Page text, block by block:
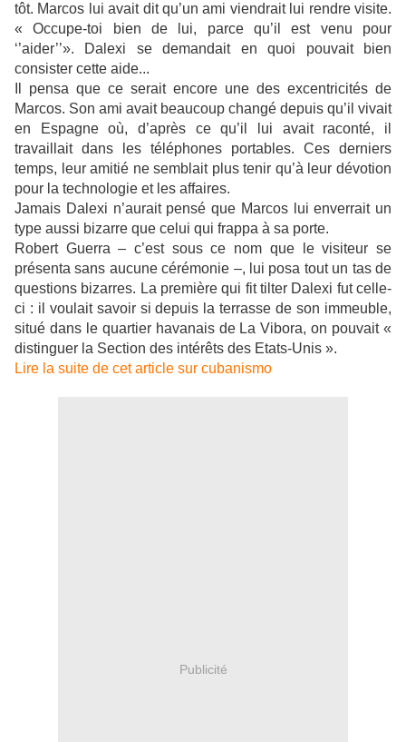
tôt. Marcos lui avait dit qu’un ami viendrait lui rendre visite.
« Occupe-toi bien de lui, parce qu’il est venu pour
‘’aider’’». Dalexi se demandait en quoi pouvait bien
consister cette aide...
Il pensa que ce serait encore une des excentricités de
Marcos. Son ami avait beaucoup changé depuis qu’il vivait
en Espagne où, d’après ce qu’il lui avait raconté, il
travaillait dans les téléphones portables. Ces derniers
temps, leur amitié ne semblait plus tenir qu’à leur dévotion
pour la technologie et les affaires.
Jamais Dalexi n’aurait pensé que Marcos lui enverrait un
type aussi bizarre que celui qui frappa à sa porte.
Robert Guerra – c’est sous ce nom que le visiteur se
présenta sans aucune cérémonie –, lui posa tout un tas de
questions bizarres. La première qui fit tilter Dalexi fut celle-
ci : il voulait savoir si depuis la terrasse de son immeuble,
situé dans le quartier havanais de La Vibora, on pouvait «
distinguer la Section des intérêts des Etats-Unis ».
Lire la suite de cet article sur cubanismo
Publicité